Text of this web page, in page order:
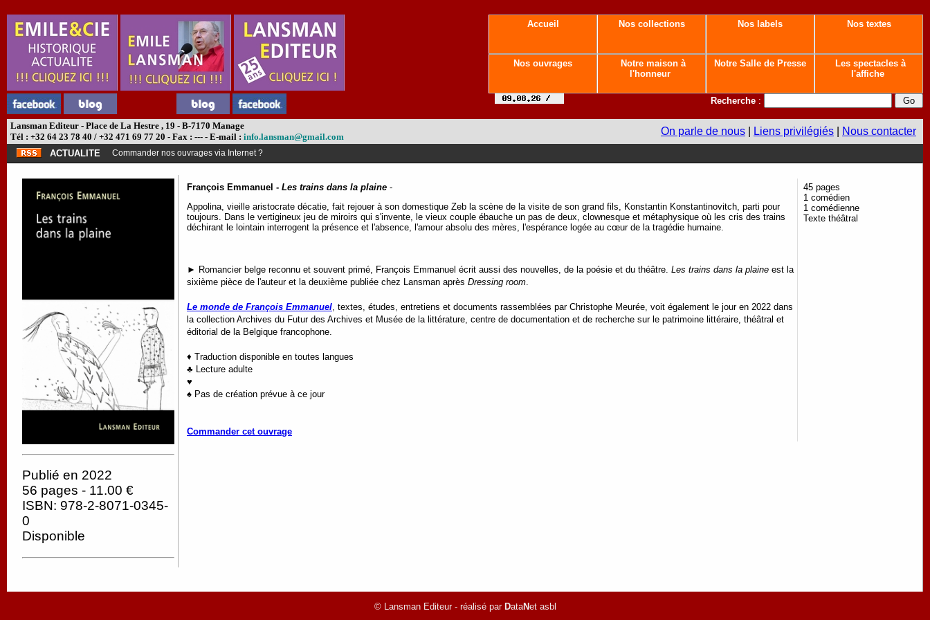
Accueil Nos collections Nos labels Nos textes
Nos ouvrages
Notre maison à
l'honneur
Notre Salle de Presse
Les spectacles à
l'affiche
Recherche :
Lansman Editeur - Place de La Hestre , 19 - B-7170 Manage
Tél : +32 64 23 78 40 / +32 471 69 77 20 - Fax : --- - E-mail : info.lansman@gmail.com On parle de nous Liens privilégiés Nous contacter
ACTUALITE Commander nos ouvrages via Internet ?
Publié en 2022
56 pages - 11.00 €
ISBN: 978-2-8071-0345-
0
Disponible
François Emmanuel - Les trains dans la plaine -
Appolina, vieille aristocrate décatie, fait rejouer à son domestique Zeb la scène de la visite de son grand fils, Konstantin Konstantinovitch, parti pour
toujours. Dans le vertigineux jeu de miroirs qui s'invente, le vieux couple ébauche un pas de deux, clownesque et métaphysique où les cris des trains
déchirant le lointain interrogent la présence et l'absence, l'amour absolu des mères, l'espérance logée au cœur de la tragédie humaine.
► Romancier belge reconnu et souvent primé, François Emmanuel écrit aussi des nouvelles, de la poésie et du théâtre. Les trains dans la plaine est la
sixième pièce de l'auteur et la deuxième publiée chez Lansman après Dressing room
Le monde de François Emmanuel , textes, études, entretiens et documents rassemblées par Christophe Meurée, voit également le jour en 2022 dans
la collection Archives du Futur des Archives et Musée de la littérature, centre de documentation et de recherche sur le patrimoine littéraire, théâtral et
éditorial de la Belgique francophone.
♦ Traduction disponible en toutes langues
♣ Lecture adulte
♥
♠ Pas de création prévue à ce jour
Commander cet ouvrage
45 pages
1 comédien
1 comédienne
Texte théâtral
© Lansman Editeur - réalisé par DataNet asbl